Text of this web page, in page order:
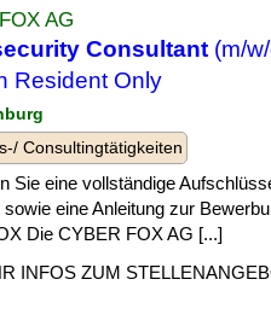
AG
Consultant (m/
Resident Only
Consultingtätigkeiten
Sie eine vollständige
sowie eine Anleitung zur
Die CYBER FOX AG [...]
INFOS ZUM